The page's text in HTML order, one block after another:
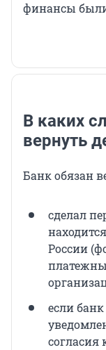
финансы
В каких
вернуть
Банк обязан
сделал
России
если
согласия